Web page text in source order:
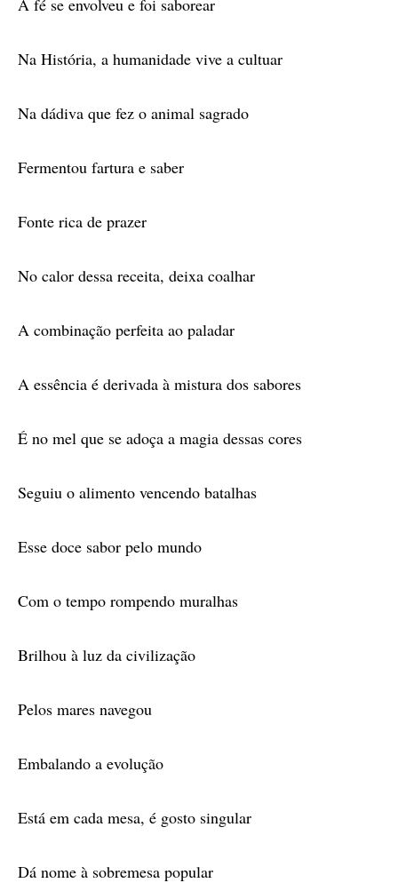
A fé se envolveu e foi saborear
Na História, a humanidade vive a cultuar
Na dádiva que fez o animal sagrado
Fermentou fartura e saber
Fonte rica de prazer
No calor dessa receita, deixa coalhar
A combinação perfeita ao paladar
A essência é derivada à mistura dos sabores
É no mel que se adoça a magia dessas cores
Seguiu o alimento vencendo batalhas
Esse doce sabor pelo mundo
Com o tempo rompendo muralhas
Brilhou à luz da civilização
Pelos mares navegou
Embalando a evolução
Está em cada mesa, é gosto singular
Dá nome à sobremesa popular